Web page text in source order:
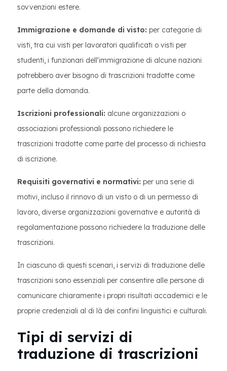
sovvenzioni estere.
Immigrazione e domande di visto: per categorie di
visti, tra cui visti per lavoratori qualificati o visti per
studenti, i funzionari dell'immigrazione di alcune nazioni
potrebbero aver bisogno di trascrizioni tradotte come
parte della domanda.
Iscrizioni professionali: alcune organizzazioni o
associazioni professionali possono richiedere le
trascrizioni tradotte come parte del processo di richiesta
di iscrizione.
Requisiti governativi e normativi: per una serie di
motivi, incluso il rinnovo di un visto o di un permesso di
lavoro, diverse organizzazioni governative e autorità di
regolamentazione possono richiedere la traduzione delle
trascrizioni.
In ciascuno di questi scenari, i servizi di traduzione delle
trascrizioni sono essenziali per consentire alle persone di
comunicare chiaramente i propri risultati accademici e le
proprie credenziali al di là dei confini linguistici e culturali.
Tipi di servizi di
traduzione di trascrizioni